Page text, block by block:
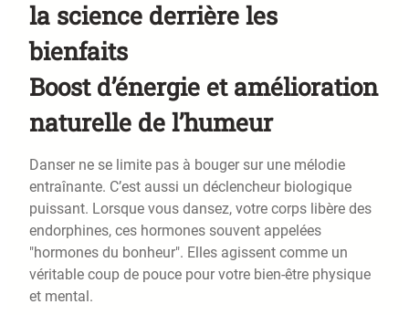
la science derrière les
bienfaits
Boost d’énergie et amélioration
naturelle de l’humeur
Danser ne se limite pas à bouger sur une mélodie
entraînante. C’est aussi un déclencheur biologique
puissant. Lorsque vous dansez, votre corps libère des
endorphines, ces hormones souvent appelées
"hormones du bonheur". Elles agissent comme un
véritable coup de pouce pour votre bien-être physique
et mental.